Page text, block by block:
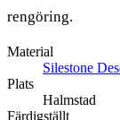
rengöring.
Material
Silestone
Plats
Halmstad
Färdigställt